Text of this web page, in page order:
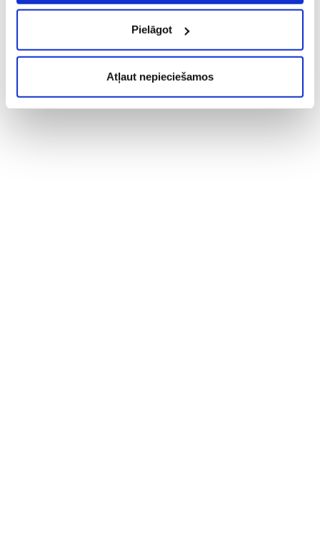
Pielāgot
Atļaut nepieciešamos